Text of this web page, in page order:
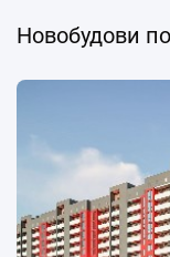
Новобудови